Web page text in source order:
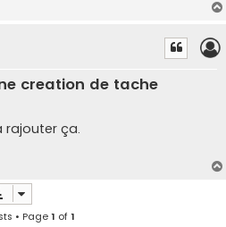
creation de tache
rajouter ça.
• Page1 of1